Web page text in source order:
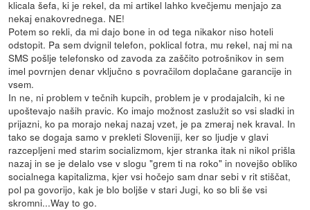
klicala šefa, ki je rekel, da mi artikel lahko kvečjemu menjajo za
nekaj enakovrednega. NE!
Potem so rekli, da mi dajo bone in od tega nikakor niso hoteli
odstopit. Pa sem dvignil telefon, poklical fotra, mu rekel, naj mi na
SMS pošlje telefonsko od zavoda za zaščito potrošnikov in sem
imel povrnjen denar vključno s povračilom doplačane garancije in
vsem.
In ne, ni problem v tečnih kupcih, problem je v prodajalcih, ki ne
upoštevajo naših pravic. Ko imajo možnost zaslužit so vsi sladki in
prijazni, ko pa morajo nekaj nazaj vzet, je pa zmeraj nek kraval. In
tako se dogaja samo v prekleti Sloveniji, ker so ljudje v glavi
razcepljeni med starim socializmom, kjer stranka itak ni nikol prišla
nazaj in se je delalo vse v slogu "grem ti na roko" in novejšo obliko
socialnega kapitalizma, kjer vsi hočejo sam dnar sebi v rit stiščat,
pol pa govorijo, kak je blo boljše v stari Jugi, ko so bli še vsi
skromni...Way to go.